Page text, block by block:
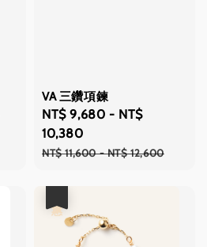
VA 三鑽項鍊
Sale
price
NT$ 9,680 - NT$
10,380
Regular
NT$ 11,600-NT$ 12,600